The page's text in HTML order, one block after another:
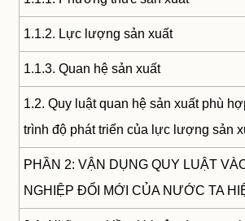
1.1.2. Lực lượng sản xuất
1.1.3. Quan hệ sản xuất
1.2. Quy luật quan hệ sản xuất phù
trình độ phát triển của lực lượng sản
PHẦN 2: VẬN DỤNG QUY LUẬT
NGHIỆP ĐỔI MỚI CỦA NƯỚC TA